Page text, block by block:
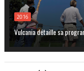
2016
Vulcania détaille sa